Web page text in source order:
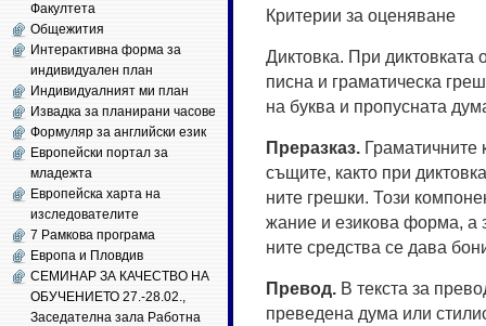
Факултета
Общежития
Интерактивна форма за
индивидуален план
Индивидуалният ми план
Извадка за планирани часове
Формуляр за английски език
Европейски портал за
младежта
Европейска харта на
изследователите
7 Рамкова програма
Европа и Пловдив
СЕМИНАР ЗА КАЧЕСТВО НА
ОБУЧЕНИЕТО 27.-28.02.,
Заседателна зала Работна
Критерии за оценяване
Дик­тов­ка. При
пис­на и гра­ма­ти­чес­ка
на бук­ва и про­пус­на­та
Пре­раз­каз. Гра­ма­тич­ни­те
съ­щи­те, как­то при
ни­те греш­ки. То­зи
жа­ние и ези­ко­ва фор­ма, а
ни­те сред­ства се да­ва
Пре­вод. В текс­та за
пре­ве­де­на ду­ма или